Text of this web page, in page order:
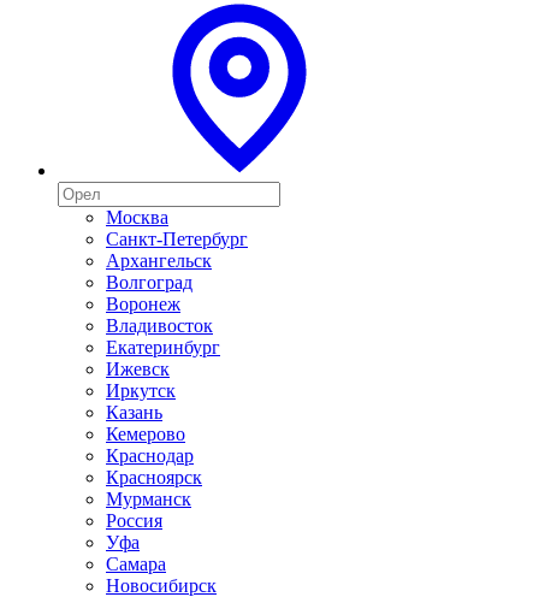
Москва
Санкт-Петербург
Архангельск
Волгоград
Воронеж
Владивосток
Екатеринбург
Ижевск
Иркутск
Казань
Кемерово
Краснодар
Красноярск
Мурманск
Россия
Уфа
Самара
Новосибирск